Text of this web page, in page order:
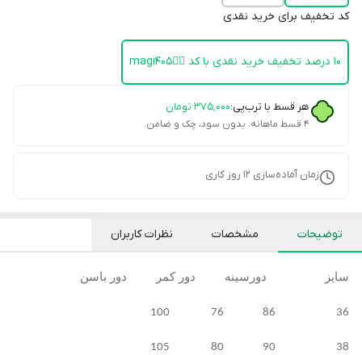
کد تخفیف برای خرید نقدی
۱۰ درصد تخفیف خرید نقدی با کد 👈🏻magi405
هر قسط با ترب‌پی:۳۷۵٬۰۰۰ تومان
۴ قسط ماهانه. بدون سود، چک و ضامن.
زمان آماده‌سازی 12 روز کاری
توضیحات مشخصات نظرات کاربران
سایز دورسینه دور کمر دور باسن
36 86 76 100
38 90 80 105